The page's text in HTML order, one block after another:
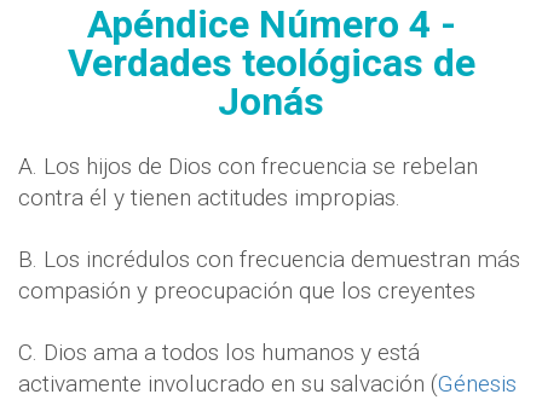
Apéndice Número 4 -
Verdades teológicas de
Jonás
A. Los hijos de Dios con frecuencia se rebelan
contra él y tienen actitudes impropias.
B. Los incrédulos con frecuencia demuestran más
compasión y preocupación que los creyentes
C. Dios ama a todos los humanos y está
activamente involucrado en su salvación (Génesis